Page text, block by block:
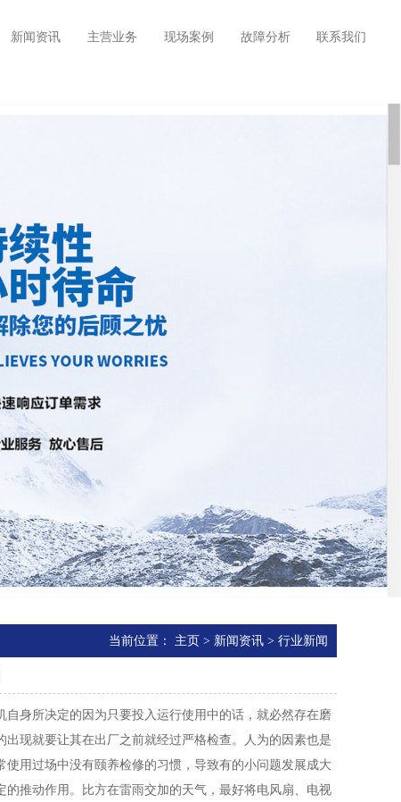
新闻资讯 主营业务 现场案例 故障分析 联系我们
当前位置： 主页 > 新闻资讯 > 行业新闻
身所决定的因为只要投入运行使用中的话，就必然存在磨
现就要让其在出厂之前就经过严格检查。人为的因素也是
用过场中没有颐养检修的习惯，导致有的小问题发展成大
推动作用。比方在雷雨交加的天气，最好将电风扇、电视